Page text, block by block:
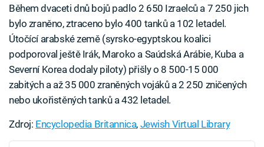
Během dvaceti dnů bojů padlo 2 650 Izraelců a 7 250 jich
bylo zraněno, ztraceno bylo 400 tanků a 102 letadel.
Útočící arabské země (syrsko-egyptskou koalici
podporoval ještě Irák, Maroko a Saúdská Arábie, Kuba a
Severní Korea dodaly piloty) přišly o 8 500-15 000
zabitých a až 35 000 zraněných vojáků a 2 250 zničených
nebo ukořistěných tanků a 432 letadel.
Zdroj: Encyclopedia Britannica, Jewish Virtual Library